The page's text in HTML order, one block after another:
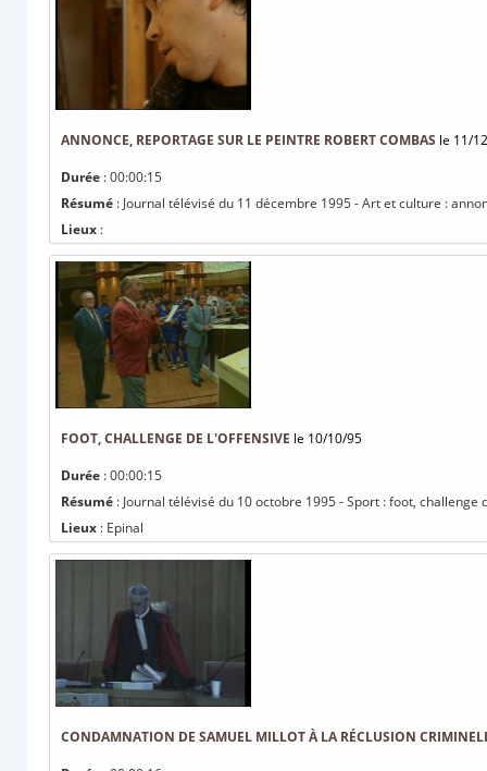
ANNONCE, REPORTAGE SUR LE PEINTRE ROBERT COMBAS le 11/
Durée : 00:00:15
Résumé : Journal télévisé du 11 décembre 1995 - Art et culture :
Lieux :
FOOT, CHALLENGE DE L'OFFENSIVE le 10/10/95
Durée : 00:00:15
Résumé : Journal télévisé du 10 octobre 1995 - Sport : foot, challenge
Lieux : Epinal
CONDAMNATION DE SAMUEL MILLOT À LA RÉCLUSION